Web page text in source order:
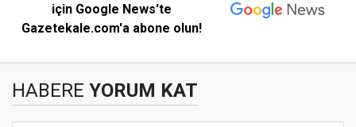
için Google News'te
Gazetekale.com'a abone olun!
HABERE YORUM KAT